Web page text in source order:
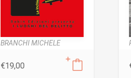
BRANCHI MICHELE
€19,00